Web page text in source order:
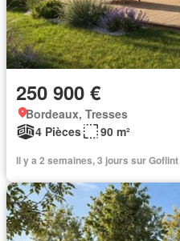
250 900 €
Bordeaux, Tresses
4 Pièces
90 m²
Il y a 2 semaines, 3 jours sur